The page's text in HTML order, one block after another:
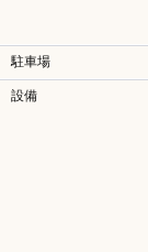
駐車場
設備